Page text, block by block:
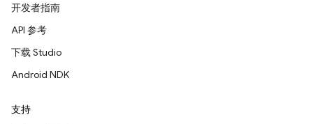
开发者指南
API 参考
下载 Studio
Android NDK
支持